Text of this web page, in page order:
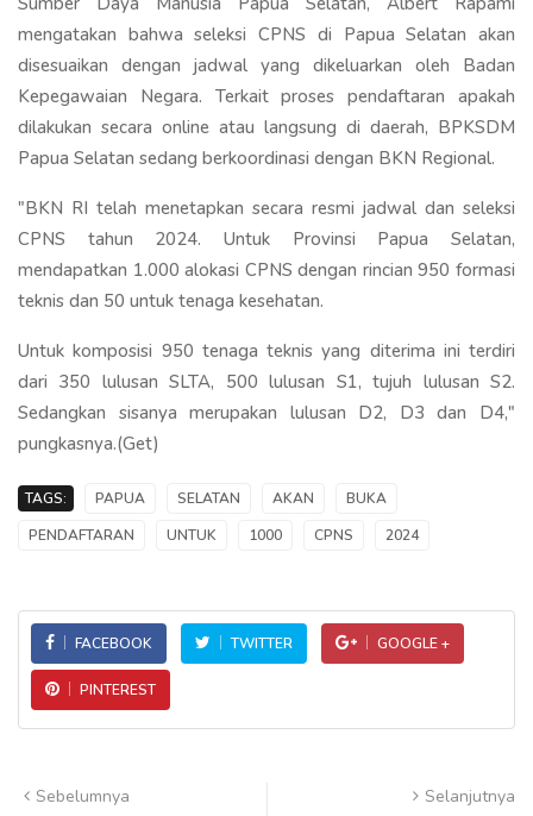
mengatakan bahwa seleksi CPNS di Papua Selatan akan
disesuaikan dengan jadwal yang dikeluarkan oleh Badan
Kepegawaian Negara. Terkait proses pendaftaran apakah
dilakukan secara online atau langsung di daerah, BPKSDM
Papua Selatan sedang berkoordinasi dengan BKN Regional.
"BKN RI telah menetapkan secara resmi jadwal dan seleksi
CPNS tahun 2024. Untuk Provinsi Papua Selatan,
mendapatkan 1.000 alokasi CPNS dengan rincian 950 formasi
teknis dan 50 untuk tenaga kesehatan.
Untuk komposisi 950 tenaga teknis yang diterima ini terdiri
dari 350 lulusan SLTA, 500 lulusan S1, tujuh lulusan S2.
Sedangkan sisanya merupakan lulusan D2, D3 dan D4,"
pungkasnya.(Get)
TAGS: PAPUA SELATAN AKAN
BUKA
PENDAFTARAN
UNTUK 1000 CPNS 2024
FACEBOOK TWITTER GOOGLE +
PINTEREST
Sebelumnya Selanjutnya